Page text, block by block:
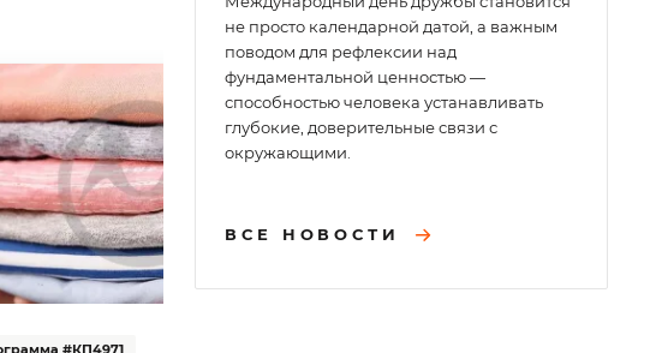
не просто календарной датой, а важным
поводом для рефлексии над
фундаментальной ценностью —
способностью человека устанавливать
глубокие, доверительные связи с
окружающими.
ВСЕ НОВОСТИ